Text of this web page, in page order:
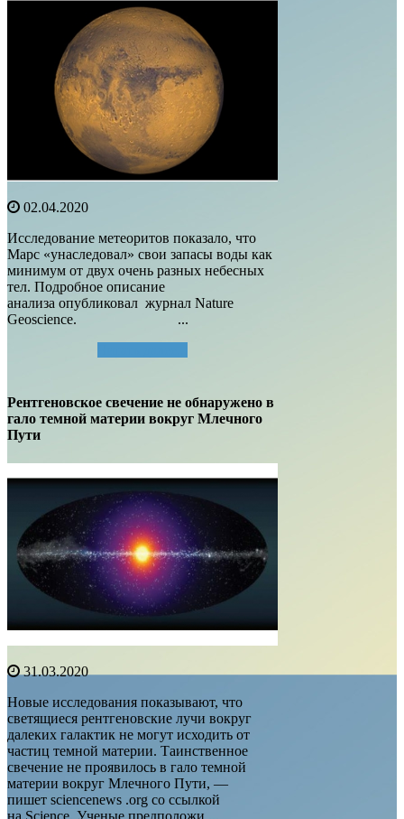
02.04.2020
Исследование метеоритов показало, что
Марс «унаследовал» свои запасы воды как
минимум от двух очень разных небесных
тел. Подробное описание
анализа опубликовал журнал Nature
Geoscience. ...
Рентгеновское свечение не обнаружено в
гало темной материи вокруг Млечного
Пути
31.03.2020
Новые исследования показывают, что
светящиеся рентгеновские лучи вокруг
далеких галактик не могут исходить от
частиц темной материи. Таинственное
свечение не проявилось в гало темной
материи вокруг Млечного Пути, —
пишет sciencenews .org со ссылкой